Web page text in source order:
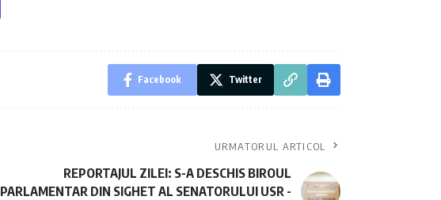
Facebook Twitter
URMATORUL ARTICOL
REPORTAJUL ZILEI: S-A DESCHIS BIROUL
PARLAMENTAR DIN SIGHET AL SENATORULUI USR -